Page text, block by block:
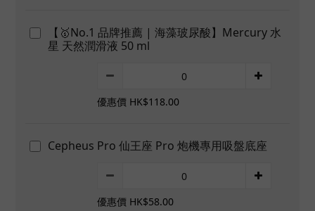
【🥇No.1 品牌推薦 | 海藻玻尿酸】Mercury 水
星 天然潤滑液 50 ml
優惠價 HK$118.00
Cepheus Pro 仙王座 Pro 炮機專用吸盤底座
優惠價 HK$58.00